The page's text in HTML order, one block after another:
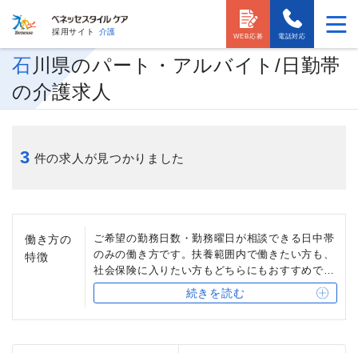
採用サイト 介護
電話対応
WEB応募
石川県のパート・アルバイト/日勤帯
の介護求人
3 件の求人が見つかりました
働き方の
特徴
ご希望の勤務日数・勤務曜日が相談できる日中帯
のみの働き方です。扶養範囲内で働きたい方も、
社会保険に入りたい方もどちらにもおすすめでき
ます。ライフスタイルにあわせて、無理なく働く
ことができます。介護スタッフなら、正社員介護
スタッフへの登用制度もあります。また、介護資
続きを読む